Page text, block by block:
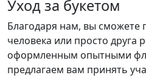
Уход за букетом
Благодаря нам, вы сможете
человека или просто друга
оформленным опытными
предлагаем вам принять